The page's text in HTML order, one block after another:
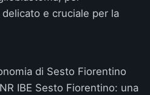
e cruciale per la
di Sesto Fiorentino
IBE Sesto Fiorentino: una